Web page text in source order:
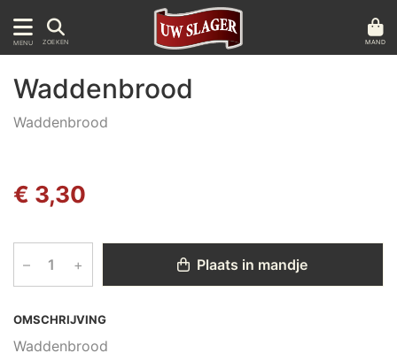
MENU ZOEKEN MAND
OMSCHRIJVING
Waddenbrood
Waddenbrood
Waddenbrood
€ 3,30
– + Plaats in mandje